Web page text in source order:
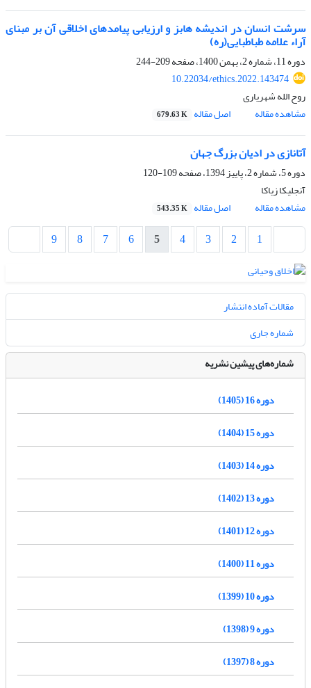
سرشت انسان در اندیشه هابز و ارزیابی پیامدهای اخلاقی آن بر مبنای
آراء علامه طباطبایی(ره)
دوره 11، شماره 2، بهمن 1400، صفحه
209-244
10.22034/ethics.2022.143474
روح الله شهریاری
مشاهده مقاله
اصل مقاله 679.63 K
آتانازی در ادیان بزرگ جهان
دوره 5، شماره 2، پاییز 1394، صفحه
109-120
آنجلیکا زیاکا
مشاهده مقاله
اصل مقاله 543.35 K
1
2
3
4
5
6
7
8
9
مقالات آماده انتشار
شماره جاری
شماره‌های پیشین نشریه
دوره 16 (1405)
دوره 15 (1404)
دوره 14 (1403)
دوره 13 (1402)
دوره 12 (1401)
دوره 11 (1400)
دوره 10 (1399)
دوره 9 (1398)
دوره 8 (1397)